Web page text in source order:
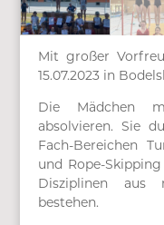
Mit großer
15.07.2023 in
Die Mädchen
absolvieren. Sie
Fach-Bereichen
und Rope-
Disziplinen aus
bestehen.